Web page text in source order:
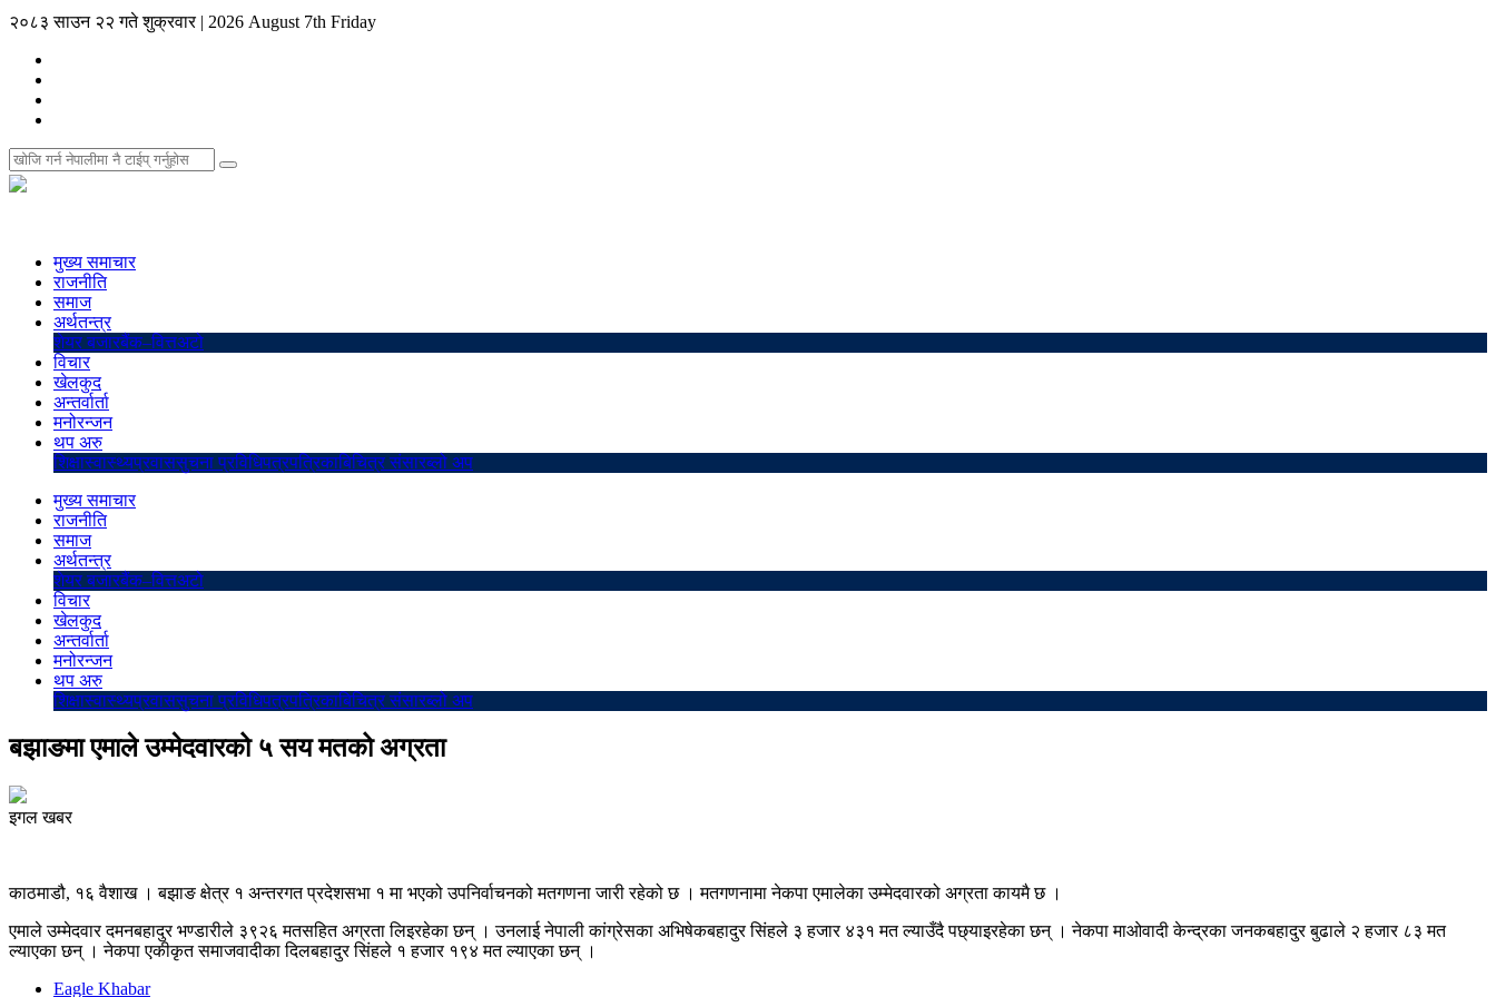
२०८३ साउन २२ गते शुक्रवार | 2026 August 7th Friday
मुख्य समाचार
राजनीति
समाज
अर्थतन्त्र
शेयर बजारबैंक–वित्तअटो
विचार
खेलकुद
अन्तर्वार्ता
मनोरन्जन
थप अरु
शिक्षास्वास्थ्यप्रवाससुचना प्रविधिपत्रपत्रिकाबिचित्र संसारब्लो अप
मुख्य समाचार
राजनीति
समाज
अर्थतन्त्र
शेयर बजारबैंक–वित्तअटो
विचार
खेलकुद
अन्तर्वार्ता
मनोरन्जन
थप अरु
शिक्षास्वास्थ्यप्रवाससुचना प्रविधिपत्रपत्रिकाबिचित्र संसारब्लो अप
बझाङमा एमाले उम्मेदवारको ५ सय मतको अग्रता
इगल खबर
काठमाडौ, १६ वैशाख । बझाङ क्षेत्र १ अन्तरगत प्रदेशसभा १ मा भएको उपनिर्वाचनको मतगणना जारी रहेको छ । मतगणनामा नेकपा एमालेका उम्मेदवारको अग्रता कायमै छ ।
एमाले उम्मेदवार दमनबहादुर भण्डारीले ३९२६ मतसहित अग्रता लिइरहेका छन् । उनलाई नेपाली कांग्रेसका अभिषेकबहादुर सिंहले ३ हजार ४३१ मत ल्याउँदै पछ्याइरहेका छन् । नेकपा माओवादी केन्द्रका जनकबहादुर बुढाले २ हजार ८३ मत
ल्याएका छन् । नेकपा एकीकृत समाजवादीका दिलबहादुर सिंहले १ हजार १९४ मत ल्याएका छन् ।
Eagle Khabar